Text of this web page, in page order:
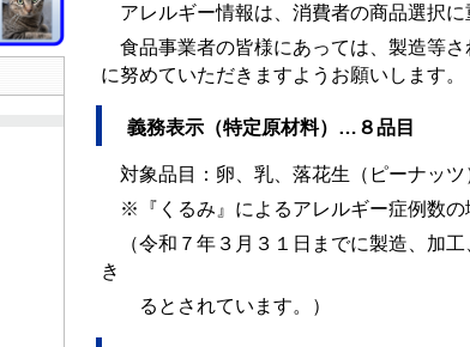
アレルギー情報は、消費者の商品選択に
食品事業者の皆様にあっては、製造等
に努めていただきますようお願いします。
義務表示（特定原材料）…８品目
対象品目：卵、乳、落花生（ピーナッ
※『くるみ』によるアレルギー症例数
（令和７年３月３１日までに製造、加
き
るとされています。）